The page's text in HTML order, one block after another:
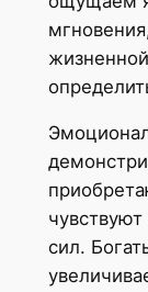
сил.